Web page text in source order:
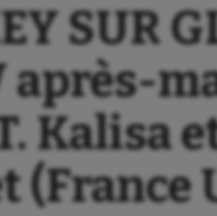
SUR
après-
Kalisa
(France